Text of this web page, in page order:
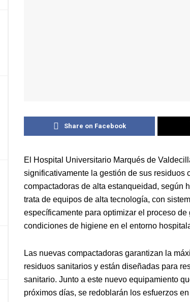
Share on Facebook
El Hospital Universitario Marqués de
significativamente la gestión de sus residuos
compactadoras de alta estanqueidad, según
trata de equipos de alta tecnología, con
específicamente para optimizar el proceso
condiciones de higiene en el entorno
Las nuevas compactadoras garantizan la
residuos sanitarios y están diseñadas para
sanitario. Junto a este nuevo equipamiento
próximos días, se redoblarán los esfuerzos